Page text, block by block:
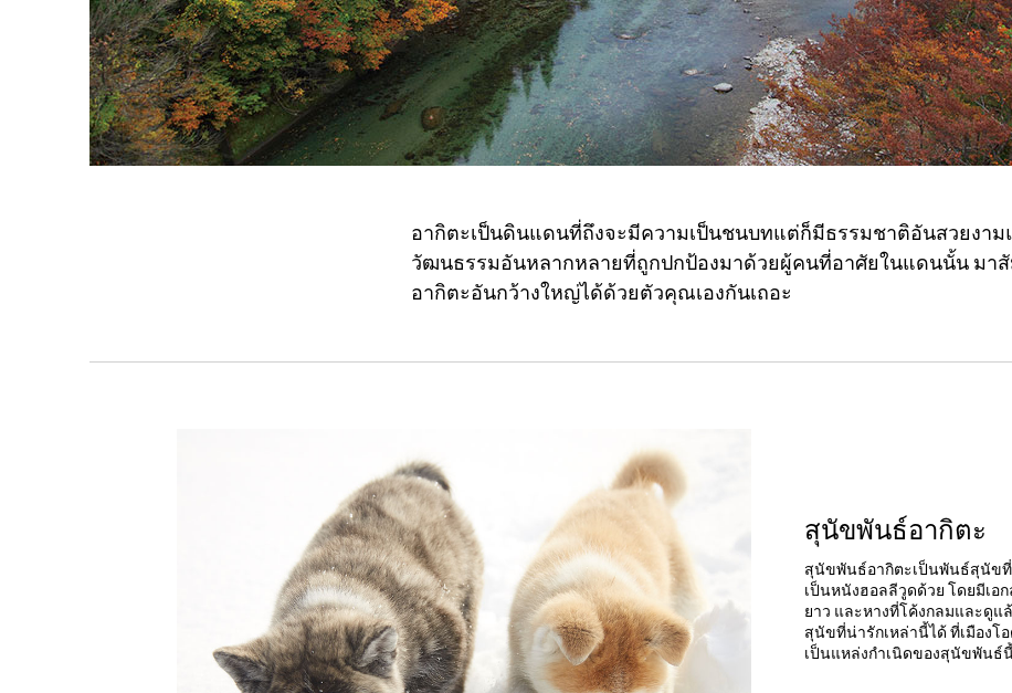
อากิตะเป็นดินแดนที่ถึงจะมีความเป็นชนบทแต่ก็มีธรรมชาติอันสวยงาม
วัฒนธรรมอันหลากหลายที่ถูกปกป้องมาด้วยผู้คนที่อาศัยในแดนนั้น มา
อากิตะอันกว้างใหญ่ได้ด้วยตัวคุณเองกันเถอะ
สุนัขพันธ์อากิตะ
สุนัขพันธ์อากิตะเป็นพันธ์สุนัขที่
เป็นหนังฮอลลีวูดด้วย โดยมีเอ
ยาว และหางที่โค้งกลมและดูแ
สุนัขที่น่ารักเหล่านี้ได้ ที่เมืองโ
เป็นแหล่งกำเนิดของสุนัขพันธ์